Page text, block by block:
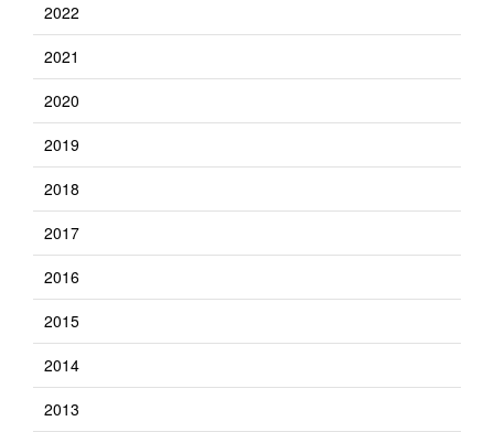
2022
2021
2020
2019
2018
2017
2016
2015
2014
2013